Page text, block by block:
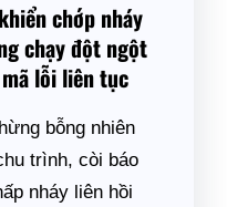
chớp nháy
chạy đột ngột
lỗi liên tục
bỗng nhiên
trình, còi báo
nháy liên hồi